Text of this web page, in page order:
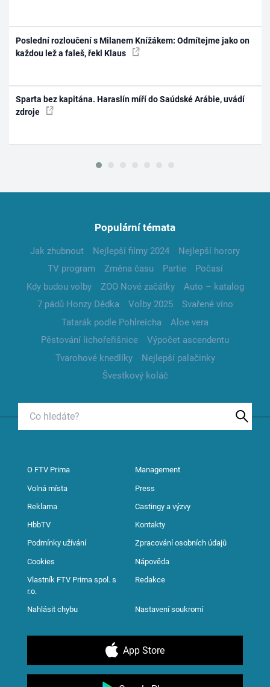
Poslední rozloučení s Milanem Knížákem: Odmítejme jako on
každou lež a faleš, řekl Klaus
Sparta bez kapitána. Haraslín míří do Saúdské Arábie, uvádí
zdroje
Populární témata
Jak zhubnout Nejlepší filmy 2024
Nejlepší horory
TV program
Změna času Partie
Počasí
Kdy budou volby
ZOO Nové začátky
Auto – katalog
7 pádů Honzy Dědka
Volby 2025
Svařené víno
Tatarák podle Pohlreicha
Aloe vera
Pěstování lichořeřišnice
Výpočet ascendentu
Tvarohové knedlíky
Nejlepší palačinky
Švestkový koláč
O FTV Prima Management
Volná místa Press
Reklama Castingy a výzvy
HbbTV Kontakty
Podmínky užívání Zpracování osobních údajů
Cookies Nápověda
Vlastník FTV Prima spol. s
r.o.
Redakce
Nahlásit chybu Nastavení soukromí
App Store